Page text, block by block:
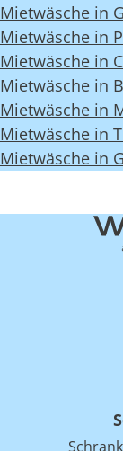
Mietwäsche in
Mietwäsche in
Mietwäsche in
Mietwäsche in
Mietwäsche in
Mietwäsche in
Mietwäsche in